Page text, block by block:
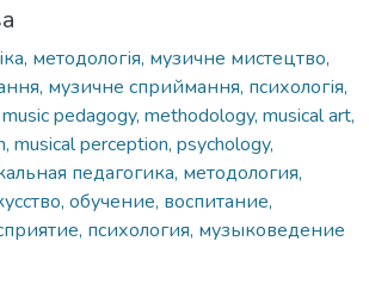
методологія, музичне мистецтво,
музичне сприймання, психологія,
music pedagogy, methodology, musical art,
musical perception, psychology,
педагогика, методология,
обучение, воспитание,
психология, музыковедение